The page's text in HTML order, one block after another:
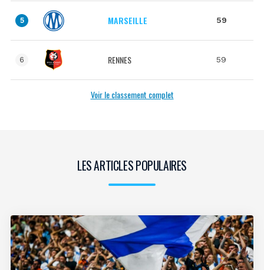
5 MARSEILLE 59
6 RENNES 59
Voir le classement complet
LES ARTICLES POPULAIRES